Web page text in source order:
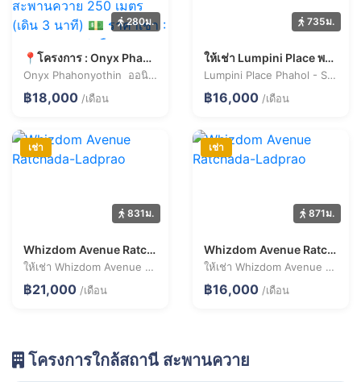
280ม.
📍โครงการ : Onyx Phahonyothin ออนิกซ์ พหลโยธิน 🚝 ใกล้ : BTS สะพานควาย 250 เมตร (เดิน 3 นาที) 💵 ราคาเช่า : 18,000 บาท / เดือน
Onyx Phahonyothin ออนิกซ์ พหลโยธิน
฿18,000 /เดือน
735ม.
ให้เช่า Lumpini Place พหล-สะพานควาย ห้องรีโนเวทใหม่ พร้อมเข้าอยู่
Lumpini Place Phahol - Saphankhwai
฿16,000 /เดือน
เช่า
831ม.
Whizdom Avenue Ratchada-Ladprao
ให้เช่า Whizdom Avenue Ratchada-Ladprao 2 ห้องนอน 55.2 ตร.ม. ราคา 21,000 บาท/เดือน
฿21,000 /เดือน
เช่า
871ม.
Whizdom Avenue Ratchada-Ladprao
ให้เช่า Whizdom Avenue Ratchada-Ladprao 1 ห้องนอน 33.5 ตร.ม. ราคา 16,000 บาท/เดือน
฿16,000 /เดือน
โครงการใกล้สถานี สะพานควาย